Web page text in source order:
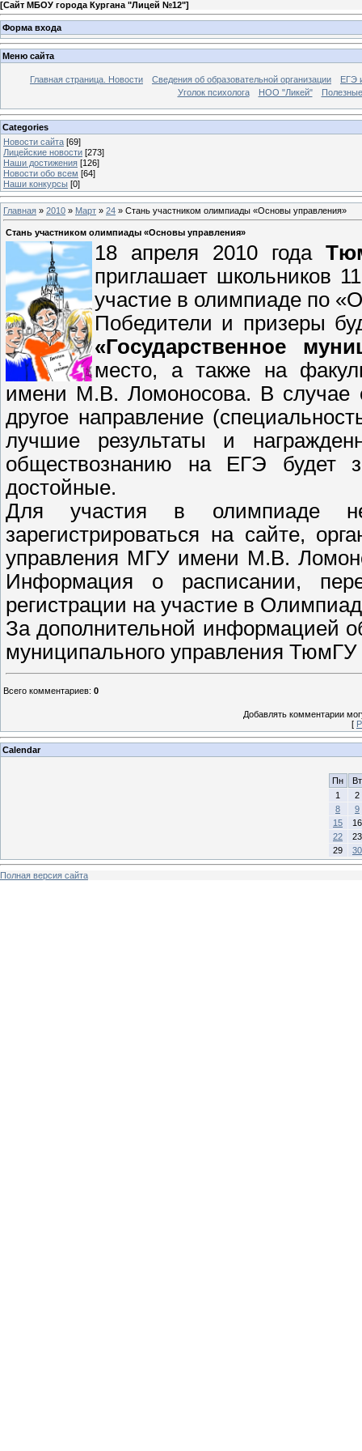
[Сайт МБОУ города Кургана "Лицей №12"]
Форма входа
Меню сайта
Главная страница. Новости Сведения об образовательной организации
ЕГЭ
Уголок психолога
НОО "Ликей"
Categories
Новости сайта [69]
Лицейские новости [273]
Наши достижения [126]
Новости обо всем [64]
Наши конкурсы [0]
Главная » 2010 » Март » 24 » Стань участником олимпиады «Основы управления»
Стань участником олимпиады «Основы управления»
18 апреля 2010 года
приглашает школьников
участие в олимпиаде по
Победители и призеры
«Государственное
место, а также на
имени М.В. Ломоносова. В случае
другое направление
лучшие результаты и
обществознанию на ЕГЭ будет
достойные.
Для участия в олимпиаде
зарегистрироваться на сайте,
управления МГУ имени М.В.
Информация о расписании,
регистрации на участие в
За дополнительной информацией
муниципального управления
Всего комментариев: 0
Добавлять комментарии
[
Calendar
Пн
Вт
1
2
8
9
15
16
22
23
29
30
Полная версия сайта